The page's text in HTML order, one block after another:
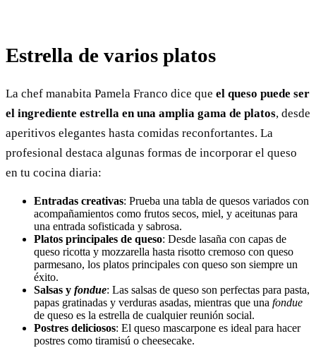
Estrella de varios platos
La chef manabita Pamela Franco dice que el queso puede ser
el ingrediente estrella en una amplia gama de platos, desde
aperitivos elegantes hasta comidas reconfortantes. La
profesional destaca algunas formas de incorporar el queso
en tu cocina diaria:
Entradas creativas: Prueba una tabla de quesos variados con
acompañamientos como frutos secos, miel, y aceitunas para
una entrada sofisticada y sabrosa.
Platos principales de queso: Desde lasaña con capas de
queso ricotta y mozzarella hasta risotto cremoso con queso
parmesano, los platos principales con queso son siempre un
éxito.
Salsas y fondue: Las salsas de queso son perfectas para pasta,
papas gratinadas y verduras asadas, mientras que una fondue
de queso es la estrella de cualquier reunión social.
Postres deliciosos: El queso mascarpone es ideal para hacer
postres como tiramisú o cheesecake.